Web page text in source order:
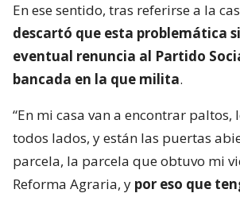
En ese sentido, tras referirse a la
descartó que esta problemática
eventual renuncia al Partido
bancada en la que milita.
“En mi casa van a encontrar paltos,
todos lados, y están las puertas
parcela, la parcela que obtuvo mi
Reforma Agraria, y por eso que